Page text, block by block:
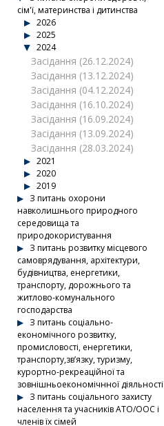
сім'ї, материнства і дитинства
2026
2025
2024
Засідання (26.12.2024)
Засідання (13.12.2024)
Засідання (04.12.2024)
Засідання (16.10.2024)
Засідання (16.09.2024)
Засідання (13.09.2024)
Засідання (28.03.2024)
2021
2020
2019
З питань охорони
навколишнього природного
середовища та
природокористування
З питань розвитку місцевого
самоврядування, архітектури,
будівництва, енергетики,
транспорту, дорожнього та
житлово-комунального
господарства
З питань соціально-
економічного розвитку,
промисловості, енергетики,
транспорту,зв’язку, туризму,
курортно-рекреаційної та
зовнішньоекономічнної діяльності
З питань соціального захисту
населення та учасників АТО/ООС і
членів їх сімей